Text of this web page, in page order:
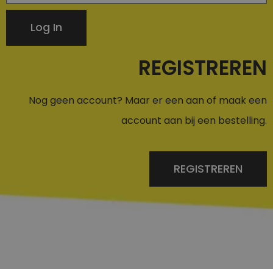
Log In
REGISTREREN
Nog geen account? Maar er een aan of maak een
account aan bij een bestelling.
REGISTREREN